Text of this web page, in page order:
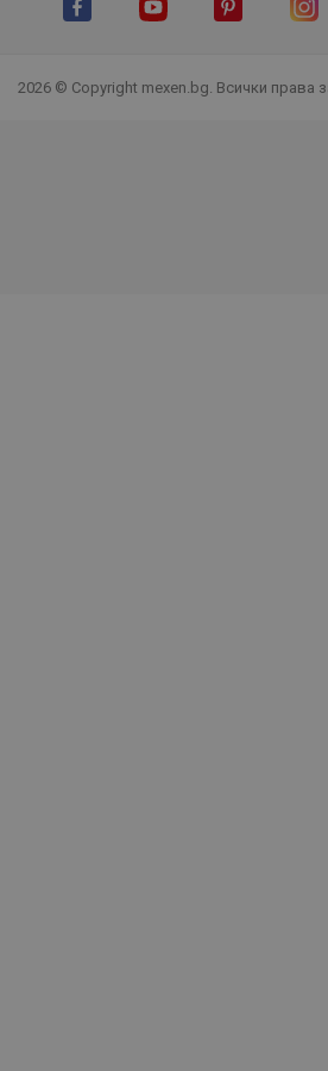
2026 © Copyright mexen.bg. Всички права